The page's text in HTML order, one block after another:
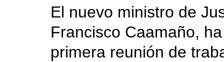
El nuevo ministro de
Francisco Caamaño,
primera reunión de